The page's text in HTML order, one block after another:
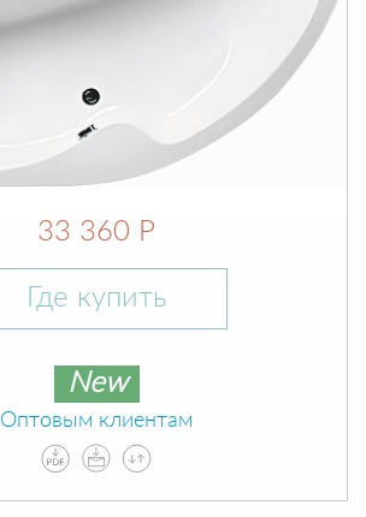
33 360 Р
Где купить
New
Оптовым клиентам